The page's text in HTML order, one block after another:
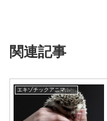
関連記事
エキゾチックアニマル(小動物)